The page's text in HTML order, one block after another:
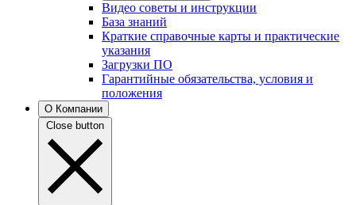
Видео советы и инструкции
База знаний
Краткие справочные карты и практические
указания
Загрузки ПО
Гарантийные обязательства, условия и
положения
О Компании
Close button